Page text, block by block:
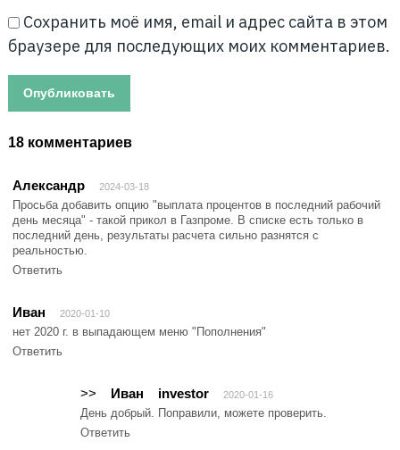
Сохранить моё имя, email и адрес сайта в этом
браузере для последующих моих комментариев.
18 комментариев
Александр 2024-03-18
Просьба добавить опцию "выплата процентов в последний рабочий
день месяца" - такой прикол в Газпроме. В списке есть только в
последний день, результаты расчета сильно разнятся с
реальностью.
Ответить
Иван 2020-01-10
нет 2020 г. в выпадающем меню "Пополнения"
Ответить
investor
>> Иван 2020-01-16
День добрый. Поправили, можете проверить.
Ответить